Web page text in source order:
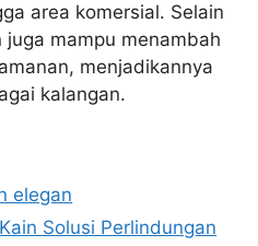
area komersial. Selain
mampu menambah
menjadikannya
kalangan.
elegan
Solusi Perlindungan